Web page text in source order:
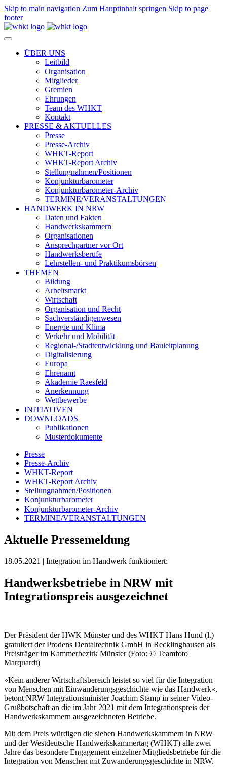
Skip to main navigation Zum Hauptinhalt springen Skip to page
footer
ÜBER UNS
Leitbild
Organisation
Mitglieder
Gremien
Ehrungen
Team des WHKT
Kontakt
PRESSE & AKTUELLES
Presse
Presse-Archiv
WHKT-Report
WHKT-Report Archiv
Stellungnahmen/Positionen
Konjunkturbarometer
Konjunkturbarometer-Archiv
TERMINE/VERANSTALTUNGEN
HANDWERK IN NRW
Daten und Fakten
Handwerkskammern
Organisationen
Ansprechpartner vor Ort
Handwerksberufe
Lehrstellen- und Praktikumsbörsen
THEMEN
Bildung
Arbeitsmarkt
Wirtschaft
Organisation und Recht
Sachverständigenwesen
Energie und Klima
Verkehr und Mobilität
Regional-/Stadtentwicklung und Bauleitplanung
Digitalisierung
Europa
Ehrenamt
Akademie Raesfeld
Anerkennung
Wettbewerbe
INITIATIVEN
DOWNLOADS
Publikationen
Musterdokumente
Presse
Presse-Archiv
WHKT-Report
WHKT-Report Archiv
Stellungnahmen/Positionen
Konjunkturbarometer
Konjunkturbarometer-Archiv
TERMINE/VERANSTALTUNGEN
Aktuelle Pressemeldung
18.05.2021 | Integration im Handwerk funktioniert:
Handwerksbetriebe in NRW mit
Integrationspreis ausgezeichnet
Der Präsident der HWK Münster und des WHKT Hans Hund (l.)
gratuliert der Prodens Dentaltechnik GmbH in Recklinghausen als
Preisträger im Kammerbezirk Münster (Foto: © Teamfoto
Marquardt)
»Kein anderer Wirtschaftsbereich leistet so viel für die Integration
von Menschen mit Einwanderungsgeschichte wie das Handwerk«,
betont NRW Integrationsminister Joachim Stamp in seiner Video-
Grußbotschaft an die im Jahr 2021 mit dem Integrationspreis der
Handwerkskammern ausgezeichneten Betriebe.
Mit dem Preis würdigen die sieben Handwerkskammern in NRW
und der Westdeutsche Handwerkskammertag (WHKT) alle zwei
Jahre das besondere Engagement einzelner Mitgliedsbetriebe für die
Integration von Menschen mit Zuwanderungsgeschichte in NRW.